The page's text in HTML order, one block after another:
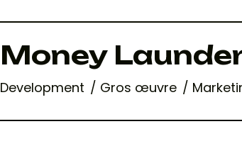
Money
Development Gros œuvre